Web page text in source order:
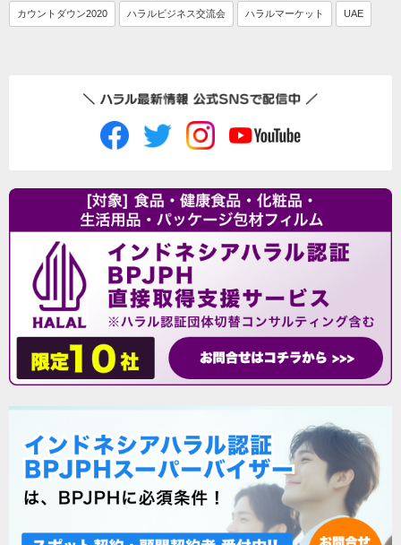
カウントダウン2020 ハラルビジネス交流会 ハラルマーケット UAE